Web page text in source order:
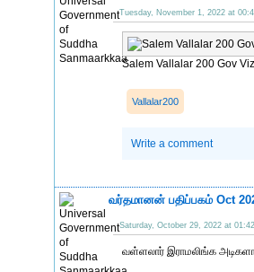
Tuesday, November 1, 2022 at
Salem Vallalar 200 Gov
Vallalar200
Write a comment
வர்தமானன் பதிப்பகம் Oct
Saturday, October 29, 2022 at
வள்ளலார் இராமலிங்க